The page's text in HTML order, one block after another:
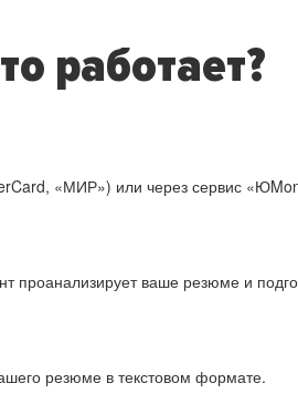
работает?
«МИР») или через сервис
проанализирует ваше резюме и
резюме в текстовом формате.